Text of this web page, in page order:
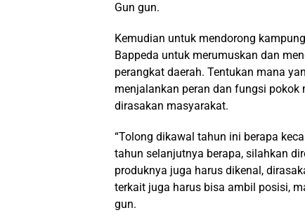
Gun gun.
Kemudian untuk mendorong
Bappeda untuk merumuskan dan
perangkat daerah. Tentukan mana
menjalankan peran dan fungsi pokok
dirasakan masyarakat.
“Tolong dikawal tahun ini berapa
tahun selanjutnya berapa, silahkan
produknya juga harus dikenal,
terkait juga harus bisa ambil posisi,
gun.